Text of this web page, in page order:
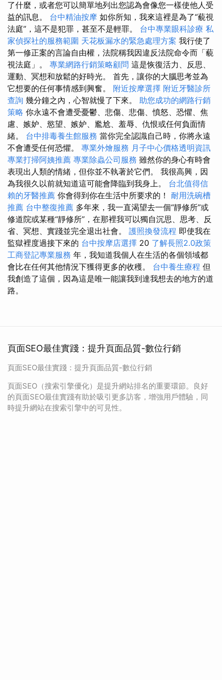
了什麼，或者您可以簡單地列出您認為會像您一樣使他人受
益的訊息。 台中精油按摩 如你所知，我來這裡是為了“藐視
法庭”，這不是犯罪，甚至不是輕罪。 台中專業眼科診療 私
家偵探社的服務範圍 天花板漏水的緊急處理方案 我行使了
第一修正案的言論自由權，法院稱我因違反法院命令而「藐
視法庭」。 專業網路行銷策略顧問 這是恢復活力、反思、
運動、冥想和放鬆的好時光。 首先，讓你的大腦思考並為
它想要的任何事情感到興奮。 附近按摩選擇 附近牙醫診所
查詢 幾分鐘之內，心智就慢了下來。 助您成功的網路行銷
策略 你永遠不會遭受憂鬱、悲傷、悲傷、憤怒、恐懼、焦
慮、嫉妒、慾望、嫉妒、尷尬、羞辱、仇恨或任何負面情
緒。 台中排毒養生館服務 當你完全認識自己時，你將永遠
不會遭受任何恐懼。 專業外燴服務 月子中心價格透明資訊
專業打掃阿姨推薦 專業除蟲公司服務 雖然你的身心有時會
表現出人類的情緒，但你並不執著於它們。 我很高興，因
為我很久以前就知道這可能會降臨到我身上。 台北值得信
賴的牙醫推薦 你會得到你在生活中所要求的！ 耐用洗碗槽
推薦 台中整復推薦 多年來，我一直渴望去一個“靜修所”或
修道院或某種“靜修所”，在那裡我可以獨自沉思、思考、反
省、冥想、實踐並完全退出社會。 護照換發流程 即使我在
監獄裡度過接下來的 台中按摩店選擇 20 了解長照2.0政策
工商登記專業服務 年，我知道我個人在生活的各個領域都
會比在任何其他情況下獲得更多的收穫。 台中養生療程 但
我創造了這個，因為這是唯一能讓我到達我想去的地方的道
路。
頁面SEO最佳實踐：提升頁面品質-數位行銷
頁面SEO最佳實踐：提升頁面品質-數位行銷
頁面SEO（搜索引擎優化）是提升網站排名的重要環節。良好
的頁面SEO最佳實踐有助於吸引更多訪客，增強用戶體驗，同
時提升網站在搜索引擎中的可見性。